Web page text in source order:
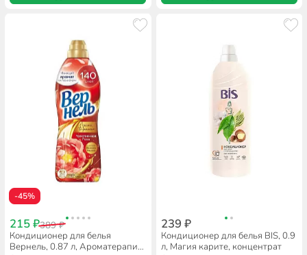
-45%
215 ₽389 ₽
Кондиционер для белья
Вернель, 0.87 л, Ароматерапия
239 ₽
Кондиционер для белья BIS, 0.9
л, Магия карите, концентрат